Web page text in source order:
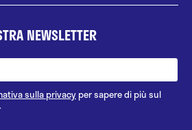
NEWSLETTER
sulla privacyper sapere di più sul